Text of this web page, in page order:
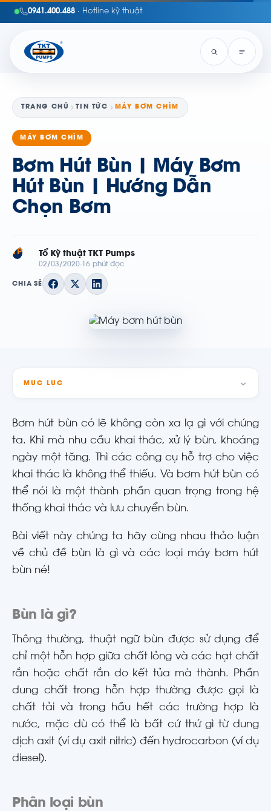
0941.400.488 · Hotline kỹ thuật
TRANG CHỦ TIN TỨC MÁY BƠM CHÌM
MÁY BƠM CHÌM
Bơm Hút Bùn | Máy Bơm
Hút Bùn | Hướng Dẫn
Chọn Bơm
TP Tổ Kỹ thuật TKT Pumps
02/03/2020 16 phút đọc
CHIA SẺ
MỤC LỤC
Bơm hút bùn có lẽ không còn xa lạ gì với chúng
ta. Khi mà nhu cầu khai thác, xử lý bùn, khoáng
ngày một tăng. Thì các công cụ hỗ trợ cho việc
khai thác là không thể thiếu. Và bơm hút bùn có
thể nói là một thành phần quan trọng trong hệ
thống khai thác và lưu chuyển bùn.
Bài viết này chúng ta hãy cùng nhau thảo luận
về chủ đề bùn là gì và các loại máy bơm hút
bùn né!
Bùn là gì?
Thông thường, thuật ngữ bùn được sử dụng để
chỉ một hỗn hợp giữa chất lỏng và các hạt chất
rắn hoặc chất rắn do kết tủa mà thành. Phần
dung chất trong hỗn hợp thường được gọi là
chất tải và trong hầu hết các trường hợp là
nước, mặc dù có thể là bất cứ thứ gì từ dung
dịch axit (ví dụ axit nitric) đến hydrocarbon (ví dụ
diesel).
Phân loại bùn